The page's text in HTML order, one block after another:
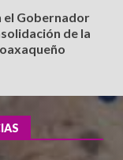
el Gobernador
de la